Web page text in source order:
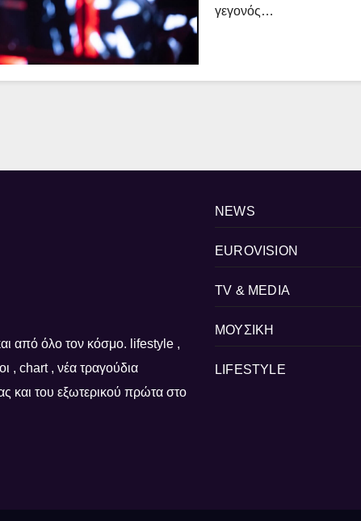
γεγονός…
από όλο τον κόσμο. lifestyle ,
, chart , νέα τραγούδια
και του εξωτερικού πρώτα στο
NEWS
EUROVISION
TV & MEDIA
ΜΟΥΣΙΚΗ
LIFESTYLE